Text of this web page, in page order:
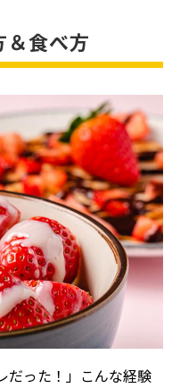
食べ方
だった！」こんな経験